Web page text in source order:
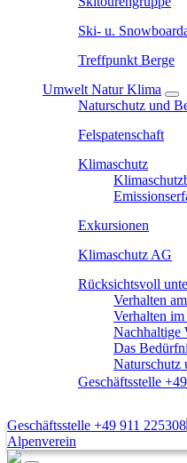
Ski- u.
Treffpunkt Berge
Umwelt Natur Klima
Naturschutz und
Felspatenschaft
Klimaschutz
Exkursionen
Klimaschutz AG
Rücksichtsvoll
Verhalten
Verhalten
Nachhaltige
Das
Naturschutz
Geschäftsstelle
Geschäftsstelle +49 911 225308
Alpenverein